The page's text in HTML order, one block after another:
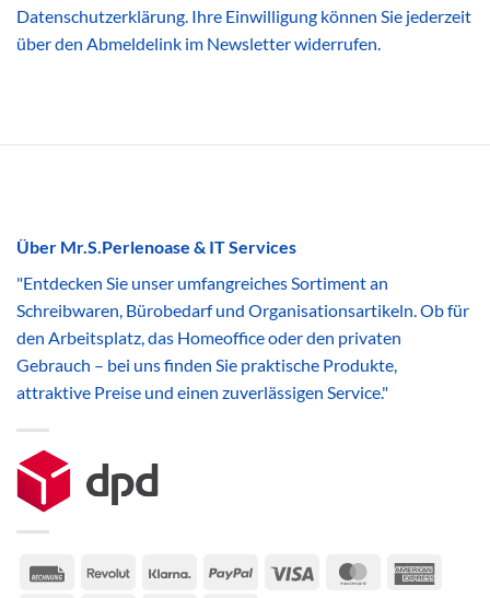
Datenschutzerklärung. Ihre Einwilligung können Sie jederzeit
über den Abmeldelink im Newsletter widerrufen.
Über Mr.S.Perlenoase & IT Services
"Entdecken Sie unser umfangreiches Sortiment an
Schreibwaren, Bürobedarf und Organisationsartikeln. Ob für
den Arbeitsplatz, das Homeoffice oder den privaten
Gebrauch – bei uns finden Sie praktische Produkte,
attraktive Preise und einen zuverlässigen Service."